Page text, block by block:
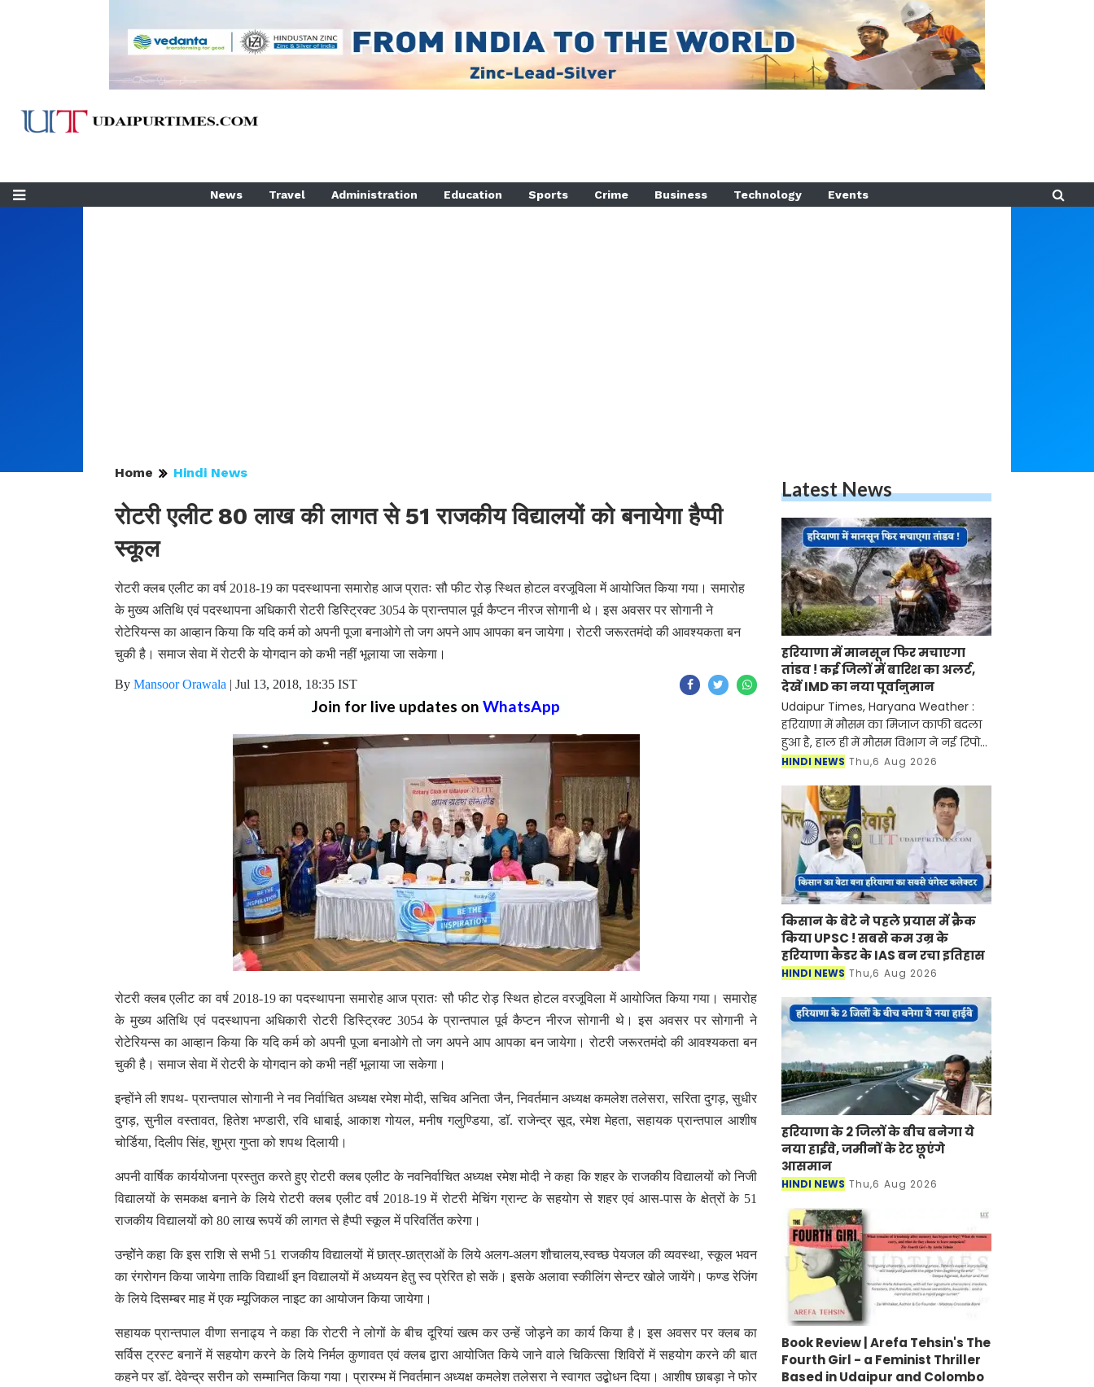
News Travel Administration Education Sports Crime Business Technology Events
Home Hindi News
रोटरी एलीट 80 लाख की लागत से 51 राजकीय विद्यालयों को बनायेगा हैप्पी
स्कूल
रोटरी क्लब एलीट का वर्ष 2018-19 का पदस्थापना समारोह आज प्रातः सौ फीट रोड़ स्थित होटल वरजूविला में आयोजित किया गया। समारोह
के मुख्य अतिथि एवं पदस्थापना अधिकारी रोटरी डिस्ट्रिक्ट 3054 के प्रान्तपाल पूर्व कैप्टन नीरज सोगानी थे। इस अवसर पर सोगानी ने
रोटेरियन्स का आव्हान किया कि यदि कर्म को अपनी पूजा बनाओगे तो जग अपने आप आपका बन जायेगा। रोटरी जरूरतमंदो की आवश्यकता बन
चुकी है। समाज सेवा में रोटरी के योगदान को कभी नहीं भूलाया जा सकेगा।
By Mansoor Orawala | Jul 13, 2018, 18:35 IST
Join for live updates on WhatsApp
रोटरी क्लब एलीट का वर्ष 2018-19 का पदस्थापना समारोह आज प्रातः सौ फीट रोड़ स्थित होटल वरजूविला में आयोजित किया गया। समारोह
के मुख्य अतिथि एवं पदस्थापना अधिकारी रोटरी डिस्ट्रिक्ट 3054 के प्रान्तपाल पूर्व कैप्टन नीरज सोगानी थे। इस अवसर पर सोगानी ने
रोटेरियन्स का आव्हान किया कि यदि कर्म को अपनी पूजा बनाओगे तो जग अपने आप आपका बन जायेगा। रोटरी जरूरतमंदो की आवश्यकता बन
चुकी है। समाज सेवा में रोटरी के योगदान को कभी नहीं भूलाया जा सकेगा।
इन्होंने ली शपथ- प्रान्तपाल सोगानी ने नव निर्वाचित अध्यक्ष रमेश मोदी, सचिव अनिता जैन, निवर्तमान अध्यक्ष कमलेश तलेसरा, सरिता दुगड़, सुधीर
दुगड़, सुनील वस्तावत, हितेश भण्डारी, रवि धाबाई, आकाश गोयल, मनीष गलुण्डिया, डाॅ. राजेन्द्र सूद, रमेश मेहता, सहायक प्रान्तपाल आशीष
चोर्डिया, दिलीप सिंह, शुभ्रा गुप्ता को शपथ दिलायी।
अपनी वार्षिक कार्ययोजना प्रस्तुत करते हुए रोटरी क्लब एलीट के नवनिर्वाचित अध्यक्ष रमेश मोदी ने कहा कि शहर के राजकीय विद्यालयों को निजी
विद्यालयों के समकक्ष बनाने के लिये रोटरी क्लब एलीट वर्ष 2018-19 में रोटरी मेचिंग ग्रान्ट के सहयोग से शहर एवं आस-पास के क्षेत्रों के 51
राजकीय विद्यालयों को 80 लाख रूपयें की लागत से हैप्पी स्कूल में परिवर्तित करेगा।
उन्होेंने कहा कि इस राशि से सभी 51 राजकीय विद्यालयों में छात्र-छात्राओं के लिये अलग-अलग शौचालय,स्वच्छ पेयजल की व्यवस्था, स्कूल भवन
का रंगरोगन किया जायेगा ताकि विद्यार्थी इन विद्यालयों में अध्ययन हेतु स्व प्रेरित हो सकें। इसके अलावा स्कीलिंग सेन्टर खोले जायेंगे। फण्ड रेजिंग
के लिये दिसम्बर माह में एक म्यूजिकल नाइट का आयोजन किया जायेगा।
सहायक प्रान्तपाल वीणा सनाढ्य ने कहा कि रोटरी ने लोगों के बीच दूरियां खत्म कर उन्हें जोड़़ने का कार्य किया है। इस अवसर पर क्लब का
सर्विस ट्रस्ट बनानें में सहयोग करने के लिये निर्मल कुणावत एवं क्लब द्वारा आयोजित किये जाने वाले चिकित्सा शिविरों में सहयोग करने की बात
कहने पर डाॅ. देवेन्द्र सरीन को सम्मानित किया गया। प्रारम्भ में निवर्तमान अध्यक्ष कमलेश तलेसरा ने स्वागत उद्बोधन दिया। आशीष छाबड़ा ने फोर
Latest News
हरियाणा में मानसून फिर मचाएगा
तांडव ! कई जिलों में बारिश का अलर्ट,
देखें IMD का नया पूर्वानुमान
Udaipur Times, Haryana Weather :
हरियाणा में मौसम का मिजाज काफी बदला
हुआ है, हाल ही में मौसम विभाग ने नई रिपोर्ट
जारी करते हुए बताया है की प्रदेश में मानसून
HINDI NEWS Thu,6 Aug 2026
किसान के बेटे ने पहले प्रयास में क्रैक
किया UPSC ! सबसे कम उम्र के
हरियाणा कैडर के IAS बन रचा इतिहास
HINDI NEWS Thu,6 Aug 2026
हरियाणा के 2 जिलों के बीच बनेगा ये
नया हाईवे, जमीनों के रेट छूएंगे
आसमान
HINDI NEWS Thu,6 Aug 2026
Book Review | Arefa Tehsin's The
Fourth Girl - a Feminist Thriller
Based in Udaipur and Colombo